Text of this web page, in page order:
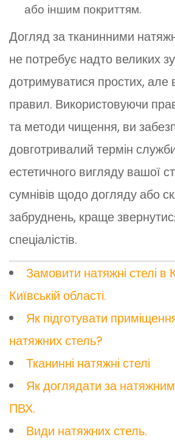
або іншим покриттям.
Догляд за тканинними
не потребує надто великих
дотримуватися простих, але
правил. Використовуючи
та методи чищення, ви
довготривалий термін
естетичного вигляду вашої
сумнівів щодо догляду або
забруднень, краще
спеціалістів.
Замовити натяжні стелі в
Київській області.
Як підготувати
натяжних стель?
Тканинні натяжні стелі
Як доглядати за
ПВХ.
Види натяжних стель.